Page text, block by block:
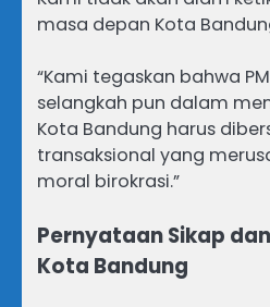
masa depan Kota
“Kami tegaskan bahwa
selangkah pun dalam
Kota Bandung harus
transaksional yang
moral birokrasi.”
Pernyataan Sikap
Kota Bandung